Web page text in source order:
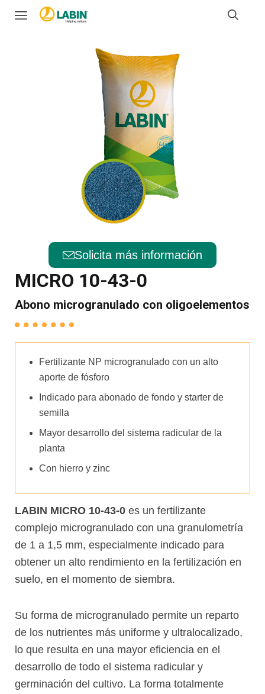
Solicita más información
MICRO 10-43-0
Abono microgranulado con oligoelementos
Fertilizante NP microgranulado con un alto
aporte de fósforo
Indicado para abonado de fondo y starter de
semilla
Mayor desarrollo del sistema radicular de la
planta
Con hierro y zinc
LABIN MICRO 10-43-0 es un fertilizante
complejo microgranulado con una granulometría
de 1 a 1,5 mm, especialmente indicado para
obtener un alto rendimiento en la fertilización en
suelo, en el momento de siembra.
Su forma de microgranulado permite un reparto
de los nutrientes más uniforme y ultralocalizado,
lo que resulta en una mayor eficiencia en el
desarrollo de todo el sistema radicular y
germinación del cultivo. La forma totalmente